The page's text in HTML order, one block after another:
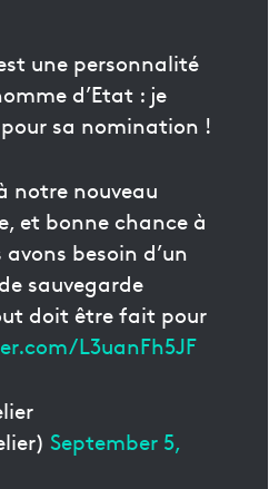
une personnalité
d’Etat : je
sa nomination !
notre nouveau
et bonne chance à
besoin d’un
sauvegarde
doit être fait pour
L3uanFh5JF
September 5,